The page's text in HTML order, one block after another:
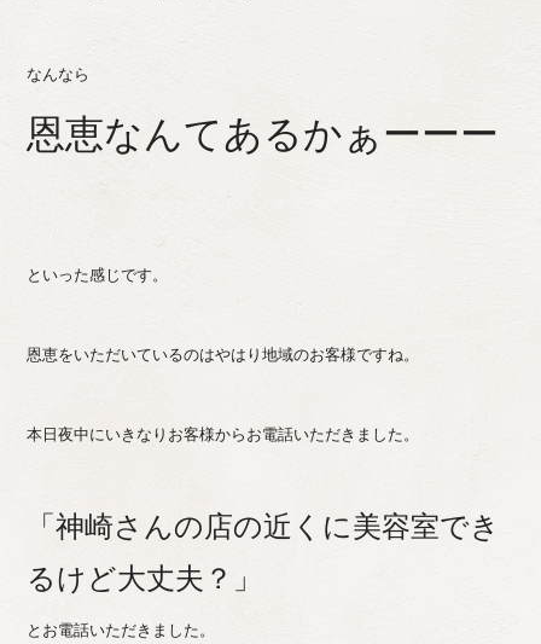
なんなら
恩恵なんてあるかぁーーー
といった感じです。
恩恵をいただいているのはやはり地域のお客様ですね。
本日夜中にいきなりお客様からお電話いただきました。
「神崎さんの店の近くに美容室でき
るけど大丈夫？」
とお電話いただきました。